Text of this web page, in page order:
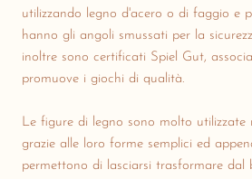
utilizzando legno d'acero o di faggio e
hanno gli angoli smussati per la
inoltre sono certificati Spiel Gut,
promuove i giochi di qualità.
Le figure di legno sono molto utilizzate
grazie alle loro forme semplici ed
permettono di lasciarsi trasformare dal